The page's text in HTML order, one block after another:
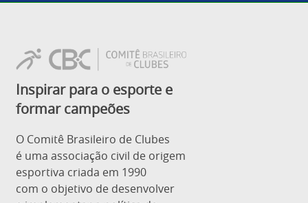
Inspirar para o esporte e
formar campeões
O Comitê Brasileiro de Clubes
é uma associação civil de origem
esportiva criada em 1990
com o objetivo de desenvolver